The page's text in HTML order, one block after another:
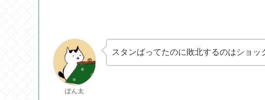
ぽん太
スタンばってたのに敗北するのはショッ